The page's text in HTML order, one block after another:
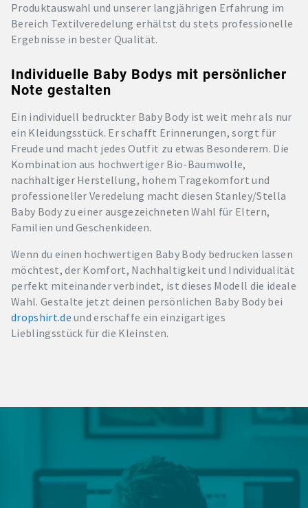
Produktauswahl und unserer langjährigen Erfahrung im
Bereich Textilveredelung erhältst du stets professionelle
Ergebnisse in bester Qualität.
Individuelle Baby Bodys mit persönlicher
Note gestalten
Ein individuell bedruckter Baby Body ist weit mehr als nur
ein Kleidungsstück. Er schafft Erinnerungen, sorgt für
Freude und macht jedes Outfit zu etwas Besonderem. Die
Kombination aus hochwertiger Bio-Baumwolle,
nachhaltiger Herstellung, hohem Tragekomfort und
professioneller Veredelung macht diesen Stanley/Stella
Baby Body zu einer ausgezeichneten Wahl für Eltern,
Familien und Geschenkideen.
Wenn du einen hochwertigen Baby Body bedrucken lassen
möchtest, der Komfort, Nachhaltigkeit und Individualität
perfekt miteinander verbindet, ist dieses Modell die ideale
Wahl. Gestalte jetzt deinen persönlichen Baby Body bei
dropshirt.de und erschaffe ein einzigartiges
Lieblingsstück für die Kleinsten.